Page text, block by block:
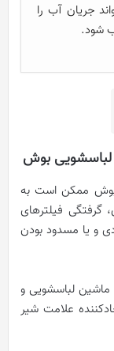
جریان آب را
شود.
لباسشویی بوش
ممکن است به
گرفتگی فیلترهای
و یا مسدود بودن
ماشین لباسشویی و
علامت شیر